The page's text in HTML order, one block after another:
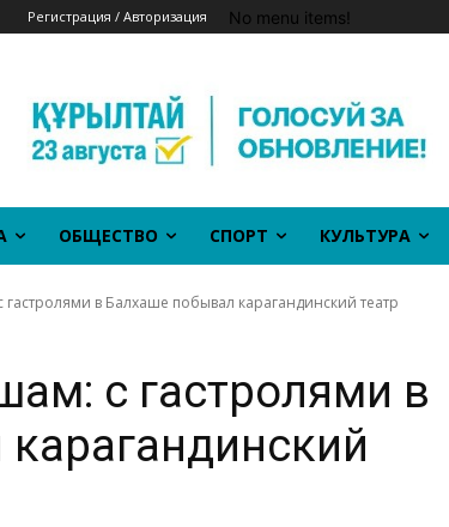
Регистрация / Авторизация No menu items!
ОБЩЕСТВО СПОРТ КУЛЬТУРА
в Балхаше побывал карагандинский театр
с гастролями в